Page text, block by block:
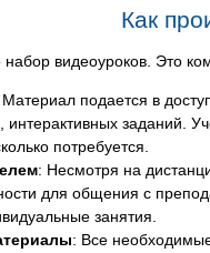
Как
видеоуроков. Это
Материал подается в
интерактивных заданий.
потребуется.
: Несмотря на
для общения с
занятия.
: Все